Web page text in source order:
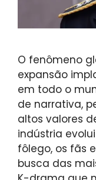
O fenômeno
expansão
em todo o
de narrativa,
altos valores
indústria
fôlego, os fãs
busca das